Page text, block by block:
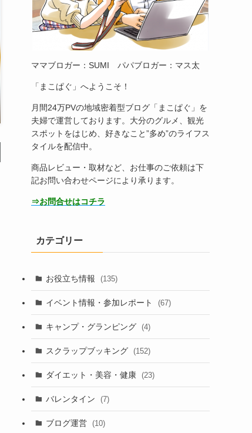
ママブロガー：SUMI パパブロガー：マス太
「まこぱぐ」へようこそ！
月間24万PVの地域密着型ブログ「まこぱぐ」を
夫婦で運営しております。大分のグルメ、観光
スポットをはじめ、好きなこと”多め”のライフス
タイルを配信中。
商品レビュー・取材など、お仕事のご依頼は下
記お問い合わせページにより承ります。
⇒お問合せはコチラ
カテゴリー
お役立ち情報 (135)
イベント情報・参加レポート (67)
キャンプ・グランピング (4)
スクラップブッキング (152)
ダイエット・美容・健康 (23)
バレンタイン (7)
ブログ運営 (10)